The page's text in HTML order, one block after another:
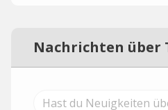
Nachrichten über